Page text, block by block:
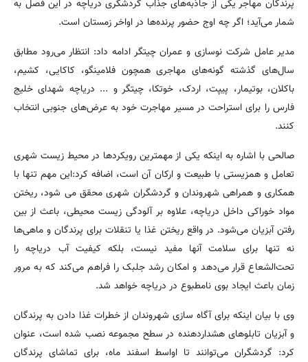
پرندگان مهاجر یکی از جاذبه‌های جذاب گردشگری دریاچه در این فصل به
شمار می‌آید؛ اگر چه اوج حضور پرنده‌ها در اواخر زمستان است.
مدیر عامل شرکت نوسازی و عمران چیتگر ادامه داد: انتظار می‌رود مطابق
سال‌های گذشته گونه‌های مهاجری همچون فلامینگو، کاکایی، کشیم،
باکلان، بوتیمار، پیپت، اردک، خوتکا، چیتگر و ... دریاچه شهدای خلیج
فارس را برای استراحت در مسیر مهاجرت خود به عرض‌های جنوبی انتخاب
کنند.
صالحی با اشاره به اینکه یکی از مهمترین رویکردها در محیط زیست شهری
تعامل و همزیستی با طبیعت و ارکان آن است، اضافه کرد:این مهم تنها با
همکاری و همراهی شهروندان و گردشگران شهری محقق می شود، ریختن
مواد خوراکی داخل دریاچه، علاوه بر آلودگی زیست محیطی، باعث از بین
رفتن آبزیان می‌شود. در واقع ریختن غذا یا تنقلات برای پرندگان و ماهی‌ها
نه تنها برای سلامت آنها مفید نیست، بلکه کیفیت آب دریاچه را
تحت‌الشعاع قرار می‌دهد و امکان رشد جلبک را فراهم می‌کند که به مرور
زمان باعث ایجاد بوی نامطبوع در دریاچه خواهد شد.
وی با بیان اینکه برای آگاه سازی شهروندان از خطرات غذا دادن به پرندگان
و آبزیان تابلوهای هشداردهنده در سطح مجموعه نصب شده است، عنوان
کرد: گردشگران می‌توانند تا اواسط اسفند ماه، برای تماشای پرندگان